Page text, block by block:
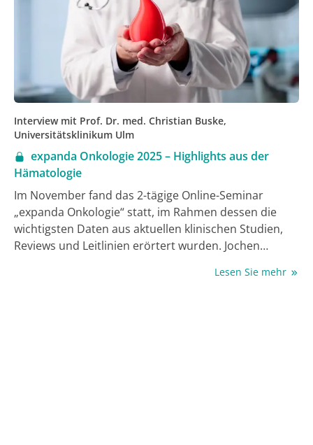
Interview mit Prof. Dr. med. Christian Buske,
Universitätsklinikum Ulm
expanda Onkologie 2025 – Highlights aus der
Hämatologie
Im November fand das 2-tägige Online-Seminar
„expanda Onkologie“ statt, im Rahmen dessen die
wichtigsten Daten aus aktuellen klinischen Studien,
Reviews und Leitlinien erörtert wurden. Jochen
Lesen Sie mehr